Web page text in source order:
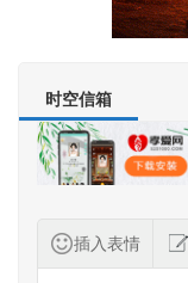
时空信箱
插入表情